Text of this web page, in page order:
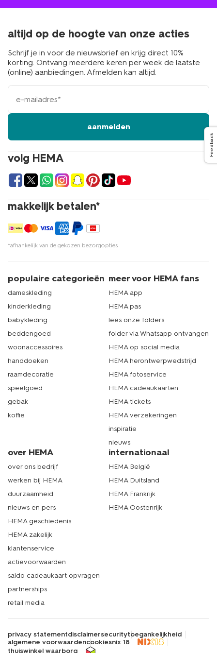
volg HEMA
makkelijk betalen*
*afhankelijk van de gekozen bezorgopties
altijd op de hoogte van onze acties
Schrijf je in voor de nieuwsbrief en krijg direct 10%
korting. Ontvang meerdere keren per week de laatste
(online) aanbiedingen. Afmelden kan altijd.
e-
mailadres
aanmelden
populaire categorieën
dameskleding
kinderkleding
babykleding
beddengoed
woonaccessoires
handdoeken
raamdecoratie
speelgoed
gebak
koffie
meer voor HEMA fans
HEMA app
HEMA pas
lees onze folders
folder via Whatsapp ontvangen
HEMA op social media
HEMA herontwerpwedstrijd
HEMA fotoservice
HEMA cadeaukaarten
HEMA tickets
HEMA verzekeringen
inspiratie
nieuws
over HEMA
over ons bedrijf
werken bij HEMA
duurzaamheid
nieuws en pers
HEMA geschiedenis
HEMA zakelijk
klantenservice
actievoorwaarden
saldo cadeaukaart opvragen
partnerships
retail media
internationaal
HEMA België
HEMA Duitsland
HEMA Frankrijk
HEMA Oostenrijk
privacy statementdisclaimersecuritytoegankelijkheid
algemene voorwaardencookiesnix 18
thuiswinkel waarborg
Feedback